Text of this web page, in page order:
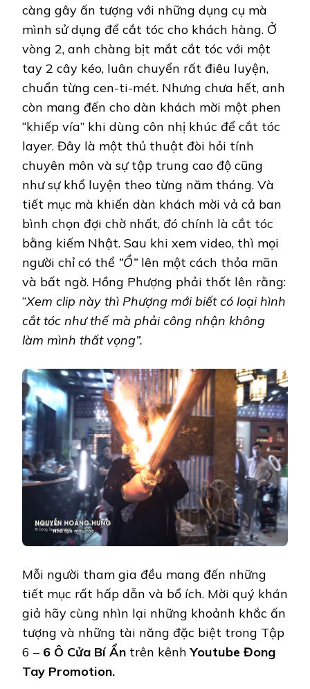
càng gây ấn tượng với những dụng cụ mà
mình sử dụng để cắt tóc cho khách hàng. Ở
vòng 2, anh chàng bịt mắt cắt tóc với một
tay 2 cây kéo, luân chuyển rất điêu luyện,
chuẩn từng cen-ti-mét. Nhưng chưa hết, anh
còn mang đến cho dàn khách mời một phen
“khiếp vía” khi dùng côn nhị khúc để cắt tóc
layer. Đây là một thủ thuật đòi hỏi tính
chuyên môn và sự tập trung cao độ cũng
như sự khổ luyện theo từng năm tháng. Và
tiết mục mà khiến dàn khách mời vả cả ban
bình chọn đợi chờ nhất, đó chính là cắt tóc
bằng kiếm Nhật. Sau khi xem video, thì mọi
người chỉ có thể “Ồ”lên một cách thỏa mãn
và bất ngờ. Hồng Phượng phải thốt lên rằng:
“Xem clip này thì Phượng mới biết có loại hình
cắt tóc như thế mà phải công nhận không
làm mình thất vọng”.
Mỗi người tham gia đều mang đến những
tiết mục rất hấp dẫn và bổ ích. Mời quý khán
giả hãy cùng nhìn lại những khoảnh khắc ấn
tượng và những tài năng đặc biệt trong Tập
6 – 6 Ô Cửa Bí Ẩn trên kênhYoutube Đong
Tay Promotion.